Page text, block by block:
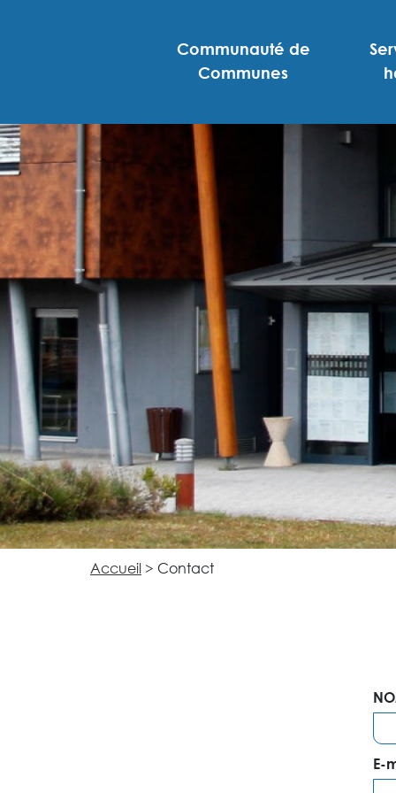
Communauté de
Communes
Accueil> Contact
E-